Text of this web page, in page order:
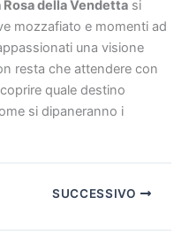
Rosa della Vendetta si
mozzafiato e momenti ad
una visione
resta che attendere con
quale destino
si dipaneranno i
SUCCESSIVO